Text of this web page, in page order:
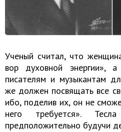
Ученый считал, что
вор духовной энергии»,
писателям и музыкантам
же должен посвящать все
ибо, поделив их, он не
него требуется».
предположительно будучи